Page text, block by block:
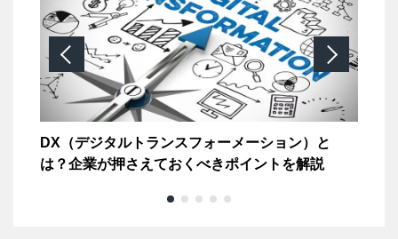
DX（デジタルトランスフォーメーション）と
は？企業が押さえておくべきポイントを解説